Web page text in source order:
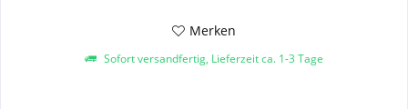
Merken
Sofort versandfertig, Lieferzeit ca. 1-3 Tage